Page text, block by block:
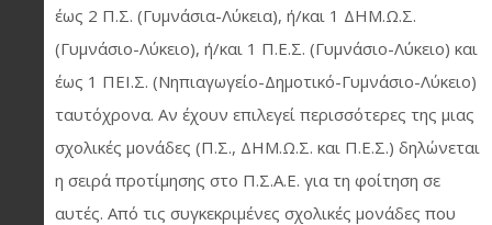
έως 2 Π.Σ. (Γυμνάσια-Λύκεια), ή/και 1 ΔΗΜ.Ω.Σ.
(Γυμνάσιο-Λύκειο), ή/και 1 Π.Ε.Σ. (Γυμνάσιο-Λύκειο) και
έως 1 ΠΕΙ.Σ. (Νηπιαγωγείο-Δημοτικό-Γυμνάσιο-Λύκειο)
ταυτόχρονα. Αν έχουν επιλεγεί περισσότερες της μιας
σχολικές μονάδες (Π.Σ., ΔΗΜ.Ω.Σ. και Π.Ε.Σ.) δηλώνεται
η σειρά προτίμησης στο Π.Σ.Α.Ε. για τη φοίτηση σε
αυτές. Από τις συγκεκριμένες σχολικές μονάδες που